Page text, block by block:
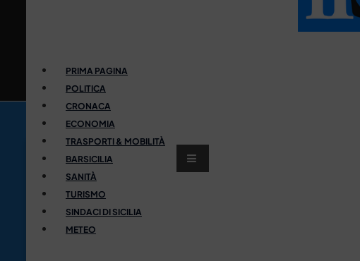
PRIMA PAGINA
POLITICA
CRONACA
ECONOMIA
TRASPORTI & MOBILITÀ
BARSICILIA
SANITÀ
TURISMO
SINDACI DI SICILIA
METEO